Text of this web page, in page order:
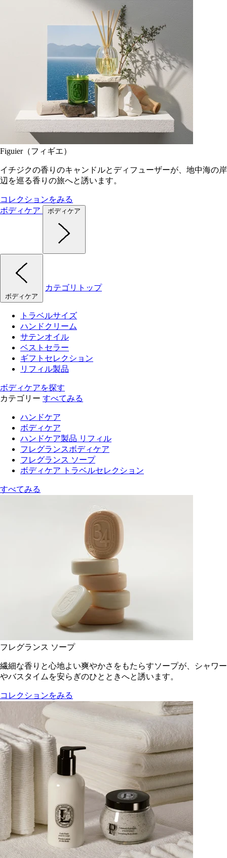
Figuier（フィギエ）
イチジクの香りのキャンドルとディフューザーが、地中海の岸
辺を巡る香りの旅へと誘います。
コレクションをみる
ボディケア
ボディケア
ボディケア
カテゴリトップ
トラベルサイズ
ハンドクリーム
サテンオイル
ベストセラー
ギフトセレクション
リフィル製品
ボディケアを探す
カテゴリー すべてみる
ハンドケア
ボディケア
ハンドケア製品 リフィル
フレグランスボディケア
フレグランス ソープ
ボディケア トラベルセレクション
すべてみる
フレグランス ソープ
繊細な香りと心地よい爽やかさをもたらすソープが、シャワー
やバスタイムを安らぎのひとときへと誘います。
コレクションをみる